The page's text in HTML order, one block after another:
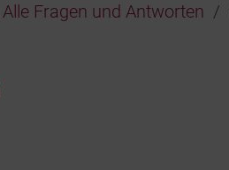
Alle Fragen und Antworten